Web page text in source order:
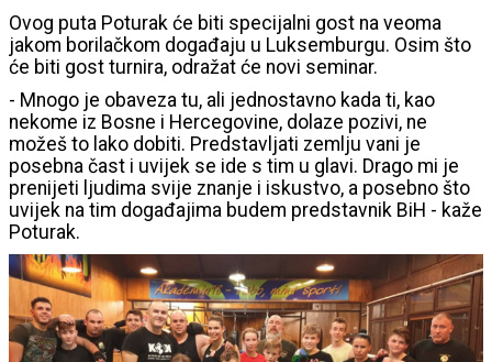
Ovog puta Poturak će biti specijalni gost na veoma
jakom borilačkom događaju u Luksemburgu. Osim što
će biti gost turnira, odražat će novi seminar.
- Mnogo je obaveza tu, ali jednostavno kada ti, kao
nekome iz Bosne i Hercegovine, dolaze pozivi, ne
možeš to lako dobiti. Predstavljati zemlju vani je
posebna čast i uvijek se ide s tim u glavi. Drago mi je
prenijeti ljudima svije znanje i iskustvo, a posebno što
uvijek na tim događajima budem predstavnik BiH - kaže
Poturak.